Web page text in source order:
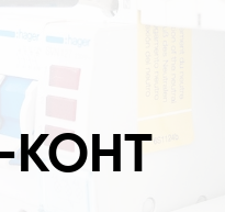
КОНТ